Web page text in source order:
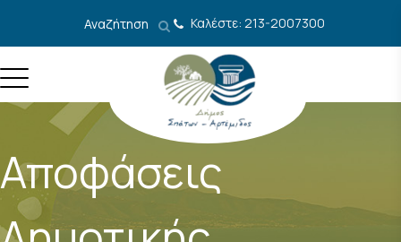
Αναζήτηση Καλέστε: 213-2007300
Αποφάσεις